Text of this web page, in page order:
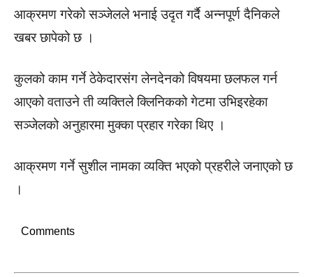
आक्रमण गरेको सञ्जेलले भनाई उदृत गर्दै अन्नपूर्ण दैनिकले
खबर छापेको छ ।
कुलको काम गर्ने ठेकेदारसंग लेनदेनको विषयमा छलफल गर्न
आएको वताउने ती व्यक्तिले क्लिनिकको गेटमा उभिइरहेका
सञ्जेलको अनुहारमा मुक्का प्रहार गरेका थिए ।
आक्रमण गर्ने सुशील नामका व्यक्ति भएको प्रहरीले जनाएको छ
।
Comments